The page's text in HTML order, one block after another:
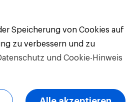
Speicherung von Cookies auf
zu verbessern und zu
und Cookie-Hinweis